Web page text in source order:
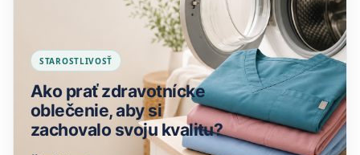
STAROSTLIVOSŤ
Ako prať zdravotnícke
oblečenie, aby si
zachovalo svoju kvalitu?